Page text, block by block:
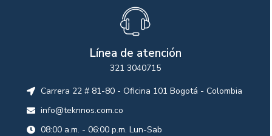
Línea de atención
321 3040715
Carrera 22 # 81-80 - Oficina 101 Bogotá - Colombia
info@teknnos.com.co
08:00 a.m. - 06:00 p.m. Lun-Sab